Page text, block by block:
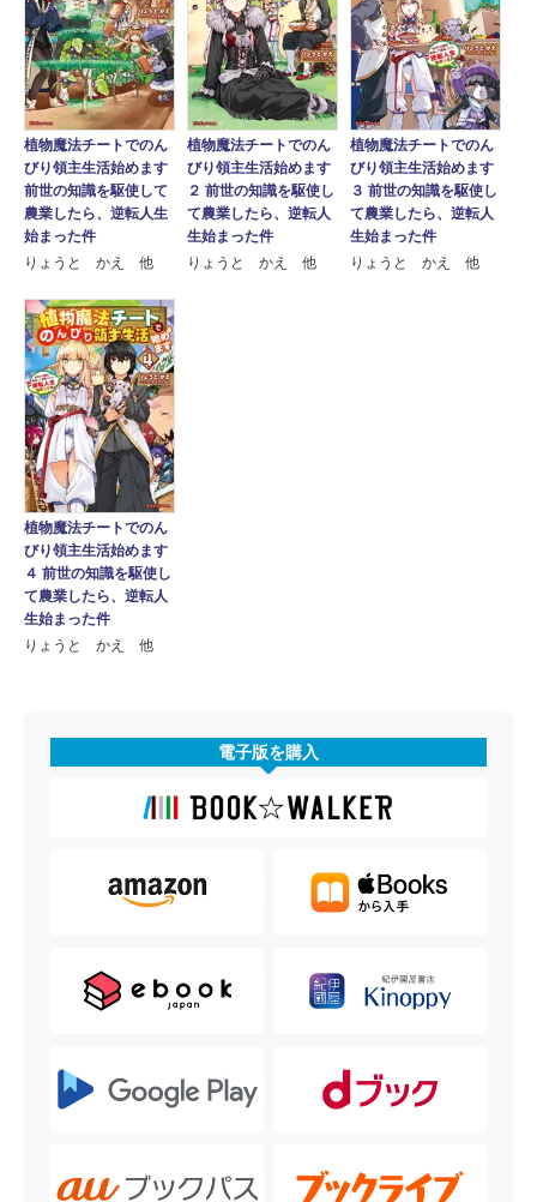
植物魔法チートでのん
びり領主生活始めます
前世の知識を駆使して
農業したら、逆転人生
始まった件
りょうと かえ 他
植物魔法チートでのん
びり領主生活始めます
２ 前世の知識を駆使し
て農業したら、逆転人
生始まった件
りょうと かえ 他
植物魔法チートでのん
びり領主生活始めます
３ 前世の知識を駆使し
て農業したら、逆転人
生始まった件
りょうと かえ 他
植物魔法チートでのん
びり領主生活始めます
４ 前世の知識を駆使し
て農業したら、逆転人
生始まった件
りょうと かえ 他
電子版を購入